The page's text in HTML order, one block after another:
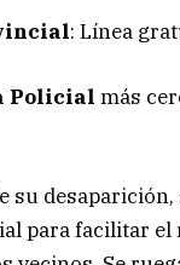
: Línea
Policial más
su
para facilitar el